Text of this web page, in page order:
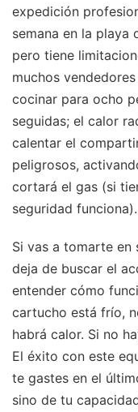
expedición
semana en la playa
pero tiene
muchos
cocinar para ocho
seguidas; el calor
calentar el
peligrosos,
cortará el gas (si
seguridad funciona).
Si vas a tomarte en
deja de buscar el
entender cómo
cartucho está frío,
habrá calor. Si no
El éxito con este
te gastes en el
sino de tu